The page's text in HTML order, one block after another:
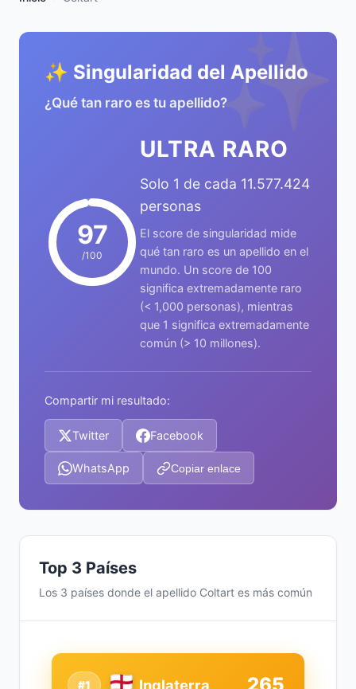
✨
✨ Singularidad del Apellido
¿Qué tan raro es tu apellido?
97
/100
ULTRA RARO
Solo 1 de cada 11.577.424
personas
El score de singularidad mide
qué tan raro es un apellido en el
mundo. Un score de 100
significa extremadamente raro
(< 1,000 personas), mientras
que 1 significa extremadamente
común (> 10 millones).
Compartir mi resultado:
Twitter Facebook
WhatsApp Copiar enlace
Top 3 Países
Los 3 países donde el apellido Coltart es más común
#1 Inglaterra